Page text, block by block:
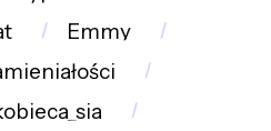
Emmy